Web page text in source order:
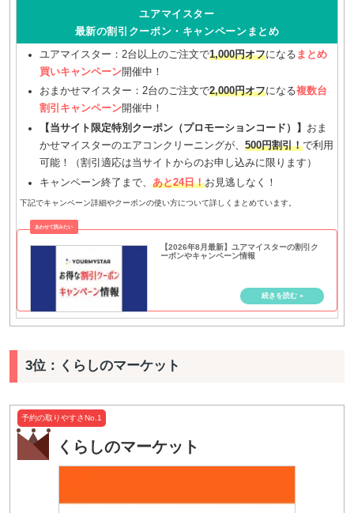
ユアマイスター
最新の割引クーポン・キャンペーンまとめ
ユアマイスター：2台以上のご注文で1,000円オフになる まとめ
買いキャンペーン開催中！
おまかせマイスター：2台のご注文で2,000円オフになる複数台
割引キャンペーン開催中！
【当サイト限定特別クーポン（プロモーションコード）】
おま
かせマイスターのエアコンクリーニングが、 500円割引！で利用
可能！（割引適応は当サイトからのお申し込みに限ります）
キャンペーン終了まで、 あと24日！お見逃しなく！
下記でキャンペーン詳細やクーポンの使い方について詳しくまとめています。
【2026年8月最新】ユアマイスターの割引ク
ーポンやキャンペーン情報
3位：くらしのマーケット
予約の取りやすさNo.1
くらしのマーケット